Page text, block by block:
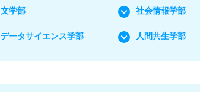
文学部 社会情報学部
データサイエンス学部 人間共生学部